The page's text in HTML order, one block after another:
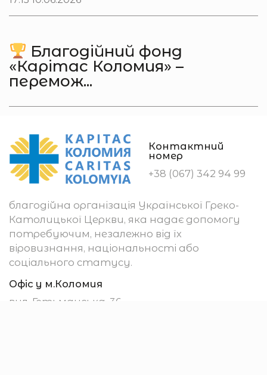
Благодійний фонд
«Карітас Коломия» –
перемож...
Контактний
номер
+38 (067) 342 94 99
благодійна організація Української Греко-
Католицької Церкви, яка надає допомогу
потребуючим, незалежно від їх
віровизнання, національності або
соціального статусу.
Офіс у м.Коломия
вул. Гетьманська, 36